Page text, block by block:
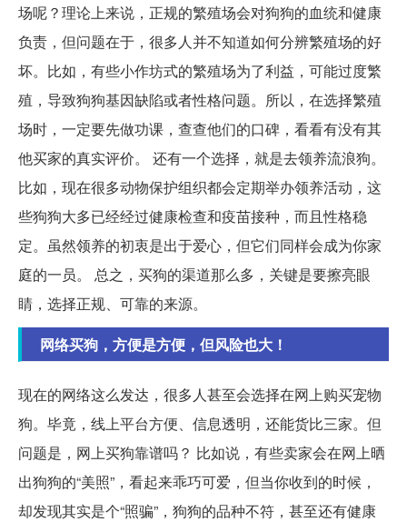
场呢？理论上来说，正规的繁殖场会对狗狗的血统和健康
负责，但问题在于，很多人并不知道如何分辨繁殖场的好
坏。比如，有些小作坊式的繁殖场为了利益，可能过度繁
殖，导致狗狗基因缺陷或者性格问题。所以，在选择繁殖
场时，一定要先做功课，查查他们的口碑，看看有没有其
他买家的真实评价。 还有一个选择，就是去领养流浪狗。
比如，现在很多动物保护组织都会定期举办领养活动，这
些狗狗大多已经经过健康检查和疫苗接种，而且性格稳
定。虽然领养的初衷是出于爱心，但它们同样会成为你家
庭的一员。 总之，买狗的渠道那么多，关键是要擦亮眼
睛，选择正规、可靠的来源。
网络买狗，方便是方便，但风险也大！
现在的网络这么发达，很多人甚至会选择在网上购买宠物
狗。毕竟，线上平台方便、信息透明，还能货比三家。但
问题是，网上买狗靠谱吗？ 比如说，有些卖家会在网上晒
出狗狗的“美照”，看起来乖巧可爱，但当你收到的时候，
却发现其实是个“照骗”，狗狗的品种不符，甚至还有健康